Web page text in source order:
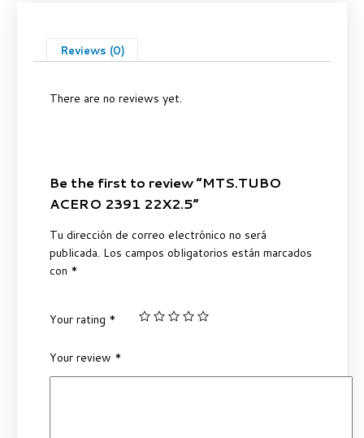
Reviews (0)
There are no reviews yet.
Be the first to review “MTS.TUBO
ACERO 2391 22X2.5”
Tu dirección de correo electrónico no será
publicada. Los campos obligatorios están marcados
con *
Your rating *
Your review *